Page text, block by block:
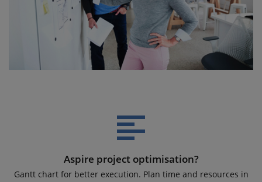
Aspire project optimisation?
Gantt chart for better execution. Plan time and resources in